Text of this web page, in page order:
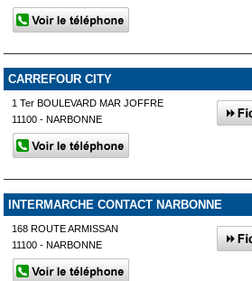
CARREFOUR CITY
1 Ter BOULEVARD MAR JOFFRE
11100 - NARBONNE
INTERMARCHE CONTACT NARBONNE
168 ROUTE ARMISSAN
11100 - NARBONNE